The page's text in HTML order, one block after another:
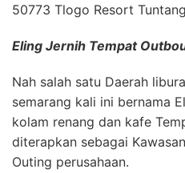
50773 Tlogo Resort Tuntang
Eling Jernih Tempat
Nah salah satu Daerah
semarang kali ini bernama
kolam renang dan kafe
diterapkan sebagai
Outing perusahaan.